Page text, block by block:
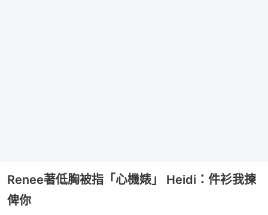
Renee著低胸被指「心機婊」 Heidi：件衫我揀
俾你